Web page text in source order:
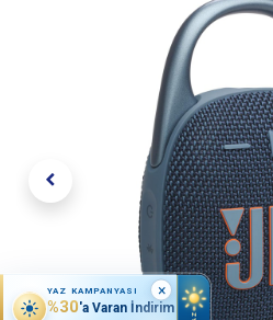
YAZ KAMPANYASI
%30'a Varan İndirim
×